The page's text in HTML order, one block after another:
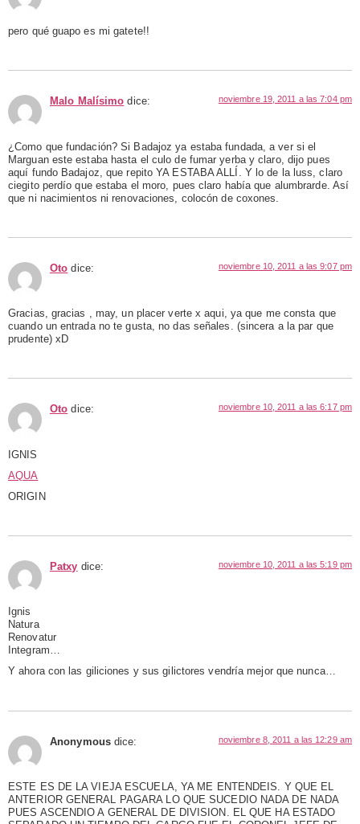
pero qué guapo es mi gatete!!
Malo Malísimo dice: noviembre 19, 2011 a las 7:04 pm
¿Como que fundación? Si Badajoz ya estaba fundada, a ver si el
Marguan este estaba hasta el culo de fumar yerba y claro, dijo pues
aquí fundo Badajoz, que repito YA ESTABA ALLÍ. Y lo de la luss, claro
ciegito perdío que estaba el moro, pues claro había que alumbrarde. Así
que ni nacimientos ni renovaciones, colocón de coxones.
Oto dice: noviembre 10, 2011 a las 9:07 pm
Gracias, gracias , may, un placer verte x aqui, ya que me consta que
cuando un entrada no te gusta, no das señales. (sincera a la par que
prudente) xD
Oto dice: noviembre 10, 2011 a las 6:17 pm
IGNIS
AQUA
ORIGIN
Patxy dice: noviembre 10, 2011 a las 5:19 pm
Ignis
Natura
Renovatur
Integram…
Y ahora con las giliciones y sus gilictores vendría mejor que nunca…
Anonymous dice: noviembre 8, 2011 a las 12:29 am
ESTE ES DE LA VIEJA ESCUELA, YA ME ENTENDEIS. Y QUE EL
ANTERIOR GENERAL PAGARA LO QUE SUCEDIO NADA DE NADA
PUES ASCENDIO A GENERAL DE DIVISION. EL QUE HA ESTADO